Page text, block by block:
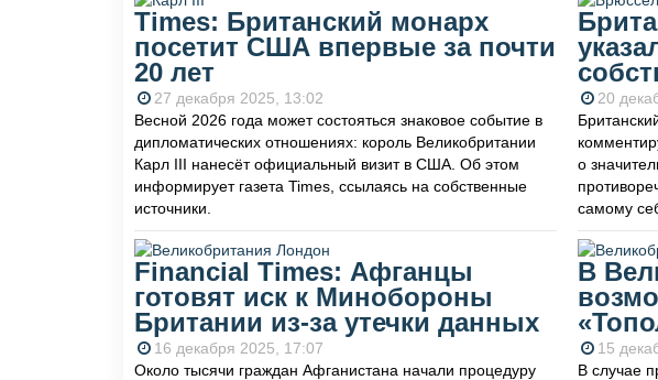
Times: Британский монарх
посетит США впервые за почти
20 лет
27 декабря 2025, 13:02
Весной 2026 года может состояться знаковое событие в
дипломатических отношениях: король Великобритании
Карл III нанесёт официальный визит в США. Об этом
информирует газета Times, ссылаясь на собственные
источники.
20
о
самому
Financial Times: Афганцы
готовят иск к Минобороны
Британии из-за утечки данных
16 декабря 2025, 17:07
Около тысячи граждан Афганистана начали процедуру
В
15
В случае